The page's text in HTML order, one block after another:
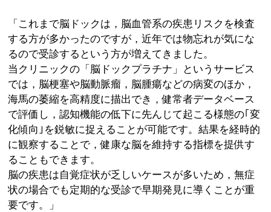
「これまで脳ドックは，脳血管系の疾患リスクを検査
する方が多かったのですが，近年では物忘れが気にな
るので受診するという方が増えてきました。
当クリニックの「脳ドックプラチナ」というサービス
では，脳梗塞や脳動脈瘤，脳腫瘍などの病変のほか，
海馬の萎縮を高精度に描出でき，健常者データベース
で評価し，認知機能の低下に先んじて起こる様態の｢変
化傾向｣を鋭敏に捉えることが可能です。結果を経時的
に観察することで，健康な脳を維持する指標を提供す
ることもできます。
脳の疾患は自覚症状が乏しいケースが多いため，無症
状の場合でも定期的な受診で早期発見に導くことが重
要です。」